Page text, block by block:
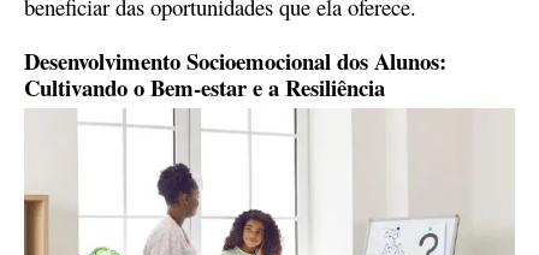
beneficiar das oportunidades que ela oferece.
Desenvolvimento Socioemocional dos Alunos:
Cultivando o Bem-estar e a Resiliência